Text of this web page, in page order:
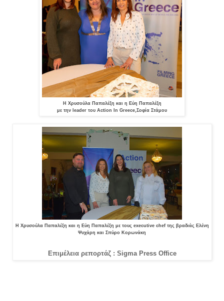
Η Χρυσούλα Παπαλέξη και η Εύη Παπαλέξη
με την leader του Action In Greece,Σοφία Στάμου
Η Χρυσούλα Παπαλέξη και η Εύη Παπαλέξη με τους executive chef της βραδιάς Ελένη
Ψυχάρη και Σπύρο Κορωνάκη
Επιμέλεια ρεπορτάζ : Sigma Press Office